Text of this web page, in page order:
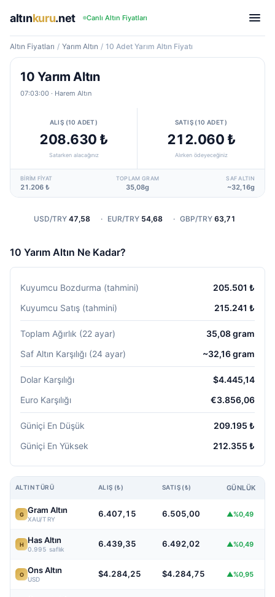
altınkuru.net Canlı Altın Fiyatları
Altın Fiyatları / Yarım Altın / 10 Adet Yarım Altın Fiyatı
10 Yarım Altın
07:03:00 · Harem Altın
ALIŞ (10 ADET)
208.630 ₺
Satarken alacağınız
SATIŞ (10 ADET)
212.060 ₺
Alırken ödeyeceğiniz
BIRIM FIYAT
21.206 ₺
TOPLAM GRAM
35,08g
SAF ALTIN
~32,16g
USD/TRY 47,58 · EUR/TRY 54,68 · GBP/TRY 63,71
10 Yarım Altın Ne Kadar?
Kuyumcu Bozdurma (tahmini)
205.501 ₺
Kuyumcu Satış (tahmini)
215.241 ₺
Toplam Ağırlık (22 ayar)
35,08 gram
Saf Altın Karşılığı (24 ayar)
~32,16 gram
Dolar Karşılığı
$4.445,14
Euro Karşılığı
€3.856,06
Güniçi En Düşük
209.195 ₺
Güniçi En Yüksek
212.355 ₺
ALTIN TÜRÜ ALIŞ (₺) SATIŞ (₺) GÜNLÜK
G Gram Altın
XAU/TRY
6.407,15 6.505,00 ▲%0,49
H Has Altın
0.995 saflık
6.439,35 6.492,02 ▲%0,49
O Ons Altın
USD
$4.284,25 $4.284,75 ▲%0,95